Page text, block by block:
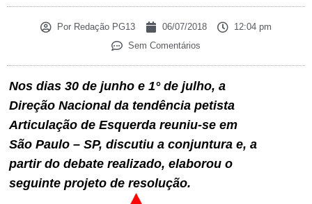
Por Redação PG13 06/07/2018
12:04 pm
Sem Comentários
Nos dias 30 de junho e 1° de julho, a
Direção Nacional da tendência petista
Articulação de Esquerda reuniu-se em
São Paulo – SP, discutiu a conjuntura e, a
partir do debate realizado, elaborou o
seguinte projeto de resolução.